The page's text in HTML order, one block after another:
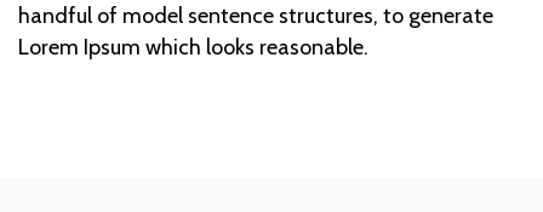
handful of model sentence structures, to generate
Lorem Ipsum which looks reasonable.